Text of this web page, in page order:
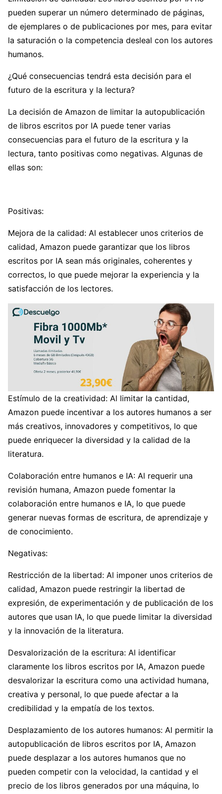
pueden superar un número determinado de páginas,
de ejemplares o de publicaciones por mes, para evitar
la saturación o la competencia desleal con los autores
humanos.
¿Qué consecuencias tendrá esta decisión para el
futuro de la escritura y la lectura?
La decisión de Amazon de limitar la autopublicación
de libros escritos por IA puede tener varias
consecuencias para el futuro de la escritura y la
lectura, tanto positivas como negativas. Algunas de
ellas son:
Positivas:
Mejora de la calidad: Al establecer unos criterios de
calidad, Amazon puede garantizar que los libros
escritos por IA sean más originales, coherentes y
correctos, lo que puede mejorar la experiencia y la
satisfacción de los lectores.
Estímulo de la creatividad: Al limitar la cantidad,
Amazon puede incentivar a los autores humanos a ser
más creativos, innovadores y competitivos, lo que
puede enriquecer la diversidad y la calidad de la
literatura.
Colaboración entre humanos e IA: Al requerir una
revisión humana, Amazon puede fomentar la
colaboración entre humanos e IA, lo que puede
generar nuevas formas de escritura, de aprendizaje y
de conocimiento.
Negativas:
Restricción de la libertad: Al imponer unos criterios de
calidad, Amazon puede restringir la libertad de
expresión, de experimentación y de publicación de los
autores que usan IA, lo que puede limitar la diversidad
y la innovación de la literatura.
Desvalorización de la escritura: Al identificar
claramente los libros escritos por IA, Amazon puede
desvalorizar la escritura como una actividad humana,
creativa y personal, lo que puede afectar a la
credibilidad y la empatía de los textos.
Desplazamiento de los autores humanos: Al permitir la
autopublicación de libros escritos por IA, Amazon
puede desplazar a los autores humanos que no
pueden competir con la velocidad, la cantidad y el
precio de los libros generados por una máquina, lo